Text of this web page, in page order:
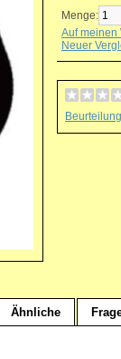
Menge:
Auf meinen
Neuer
Beurteilung
Ähnliche